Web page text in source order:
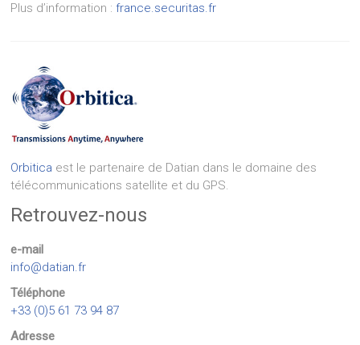
Plus d’information :france.securitas.fr
Orbitica est le partenaire de Datian dans le domaine des
télécommunications satellite et du GPS.
Retrouvez-nous
e-mail
info@datian.fr
Téléphone
+33 (0)5 61 73 94 87
Adresse